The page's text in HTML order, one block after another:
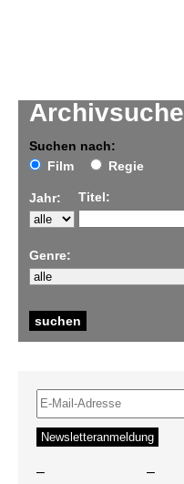
Archivsuche
Suchen nach:
Film
Regie
Jahr: Titel:
Genre:
– –